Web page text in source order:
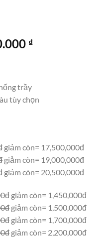
₫Giá
trầy
tùy chọn
giảm còn= 17,500,000đ
giảm còn= 19,000,000đ
giảm còn= 20,500,000đ
giảm còn= 1,450,000đ
giảm còn= 1,500,000đ
giảm còn= 1,700,000đ
giảm còn= 2,200,000đ